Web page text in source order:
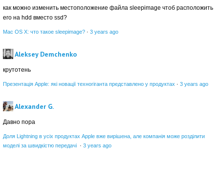
как можно изменить местоположение файла sleepimage чтоб расположить
его на hdd вместо ssd?
Mac OS X: что такое sleepimage? · 3 years ago
Aleksey Demchenko
крутотень
Презентація Apple: які новації техногіганта представлено у продуктах · 3 years ago
Alexander G.
Давно пора
Доля Lightning в усіх продуктах Apple вже вирішена, але компанія може розділити
моделі за швидкістю передачі · 3 years ago